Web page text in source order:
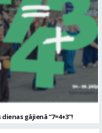
gājienā “7=4+3”!